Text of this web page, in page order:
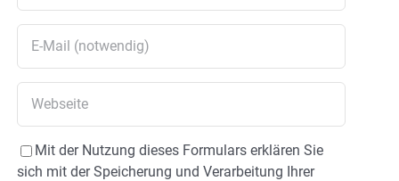
Mit der Nutzung dieses Formulars erklären Sie
sich mit der Speicherung und Verarbeitung Ihrer